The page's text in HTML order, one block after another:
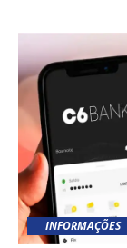
INFORMAÇÕES